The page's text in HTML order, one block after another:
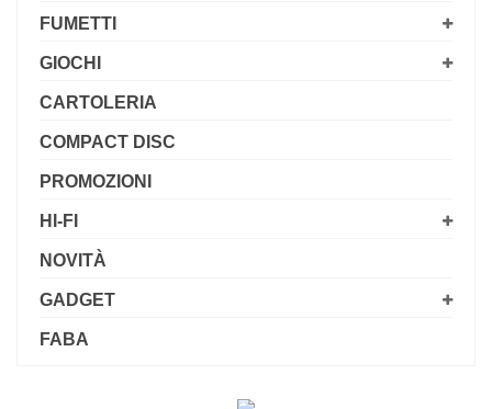
FUMETTI
GIOCHI
CARTOLERIA
COMPACT DISC
PROMOZIONI
HI-FI
NOVITÀ
GADGET
FABA